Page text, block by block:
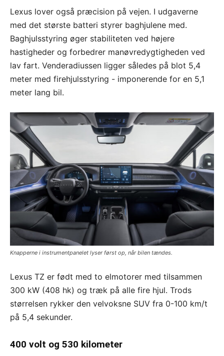
Lexus lover også præcision på vejen. I udgaverne
med det største batteri styrer baghjulene med.
Baghjulsstyring øger stabiliteten ved højere
hastigheder og forbedrer manøvredygtigheden ved
lav fart. Venderadiussen ligger således på blot 5,4
meter med firehjulsstyring - imponerende for en 5,1
meter lang bil.
Knapperne i instrumentpanelet lyser først op, når bilen tændes.
Lexus TZ er født med to elmotorer med tilsammen
300 kW (408 hk) og træk på alle fire hjul. Trods
størrelsen rykker den velvoksne SUV fra 0-100 km/t
på 5,4 sekunder.
400 volt og 530 kilometer